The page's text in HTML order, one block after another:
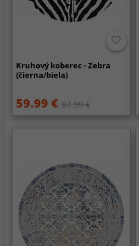
Kruhový koberec - Zebra
(čierna/biela)
59.99 € 84.99 €